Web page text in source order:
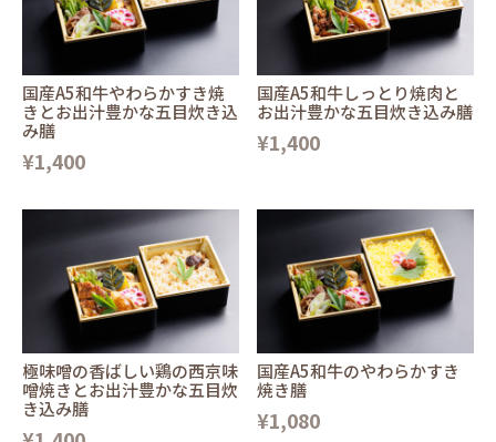
国産A5和牛やわらかすき焼
きとお出汁豊かな五目炊き込
み膳
¥1,400
国産A5和牛しっとり焼肉と
お出汁豊かな五目炊き込み膳
¥1,400
極味噌の香ばしい鶏の西京味
噌焼きとお出汁豊かな五目炊
き込み膳
国産A5和牛のやわらかすき
焼き膳
¥1,080